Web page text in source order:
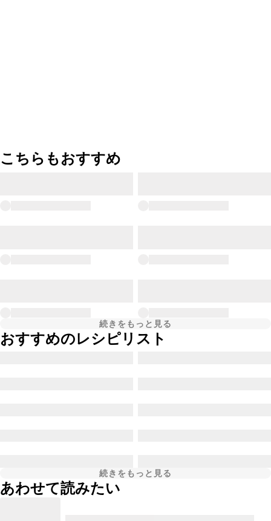
こちらもおすすめ
続きをもっと見る
おすすめのレシピリスト
続きをもっと見る
あわせて読みたい